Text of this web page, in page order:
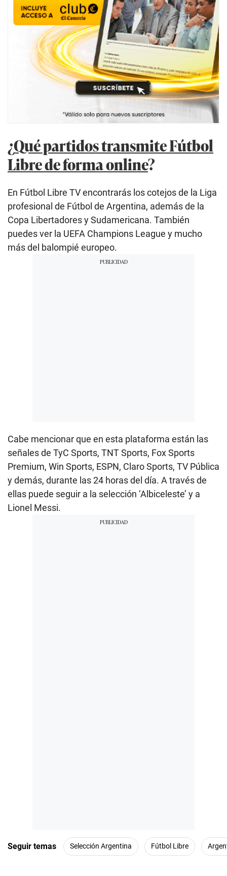
¿Qué partidos transmite Fútbol
Libre de forma online?
En Fútbol Libre TV encontrarás los cotejos de la Liga
profesional de Fútbol de Argentina, además de la
Copa Libertadores y Sudamericana. También
puedes ver la UEFA Champions League y mucho
más del balompié europeo.
Cabe mencionar que en esta plataforma están las
señales de TyC Sports, TNT Sports, Fox Sports
Premium, Win Sports, ESPN, Claro Sports, TV Pública
y demás, durante las 24 horas del día. A través de
ellas puede seguir a la selección ‘Albiceleste’ y a
Lionel Messi.
Seguir temas Selección Argentina Fútbol Libre